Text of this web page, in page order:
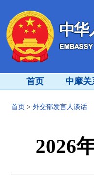
首页 中摩关
首页 > 外交部发言人谈话
2026